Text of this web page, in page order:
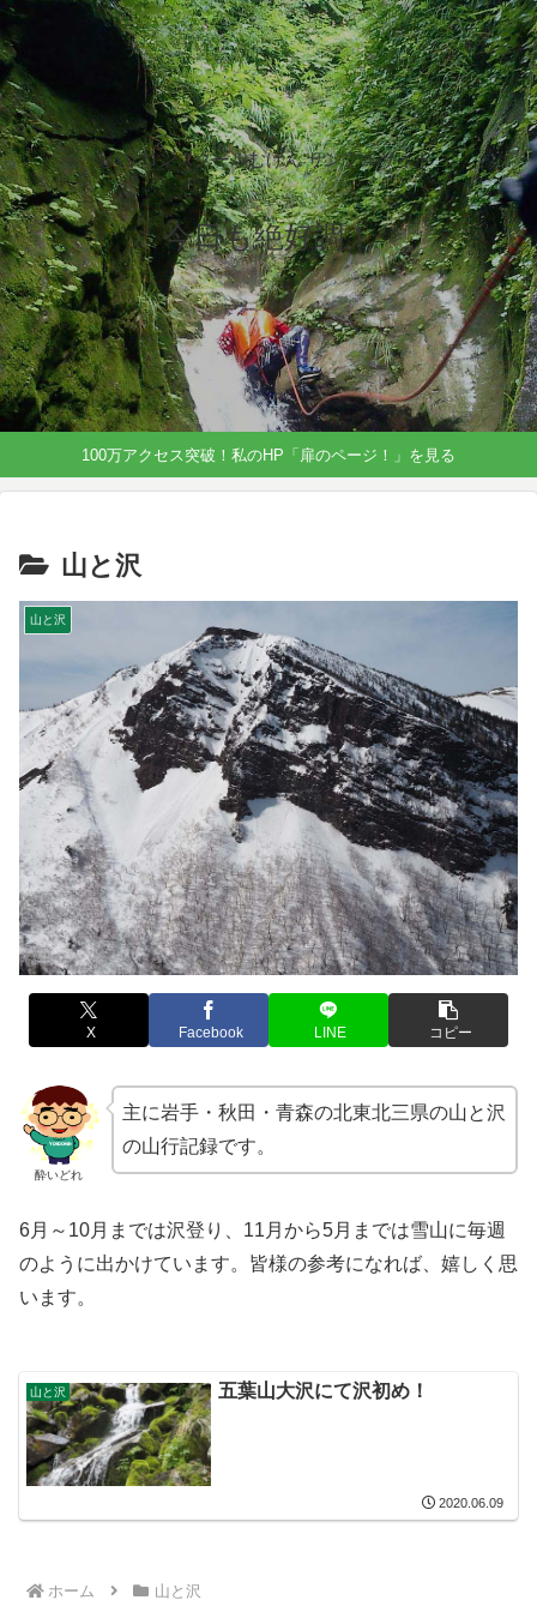
パソコンスクールむげん サンプルサイト
今日も絶好調！
100万アクセス突破！私のHP「扉のページ！」を見る
山と沢
山と沢
X Facebook LINE コピー
酔いどれ
主に岩手・秋田・青森の北東北三県の山と沢
の山行記録です。
6月～10月までは沢登り、11月から5月までは雪山に毎週
のように出かけています。皆様の参考になれば、嬉しく思
います。
山と沢 五葉山大沢にて沢初め！
2020.06.09
ホーム 山と沢